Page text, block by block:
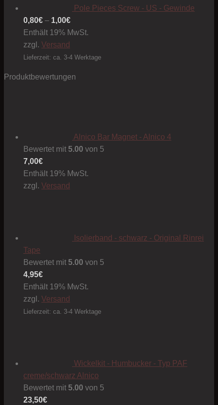
Pole Pieces Screw - US - Gewinde
0,80€ – 1,00€Preisspanne:
0,80€
1,00€
Enthält 19% MwSt.
zzgl. Versand
Lieferzeit: ca. 3-4 Werktage
Produktbewertungen
Alnico Bar Magnet - Alnico 4
Bewertet mit 5.00 von 5
7,00€
Enthält 19% MwSt.
zzgl. Versand
Isolierband - schwarz - Original Rinrei
Tape
Bewertet mit 5.00 von 5
4,95€
Enthält 19% MwSt.
zzgl. Versand
Lieferzeit: ca. 3-4 Werktage
Wickelkit - Humbucker - Typ PAF
creme/schwarz Alnico
Bewertet mit 5.00 von 5
23,50€